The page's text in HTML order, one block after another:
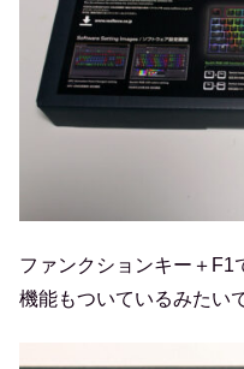
ファンクションキー＋F1
機能もついているみたい